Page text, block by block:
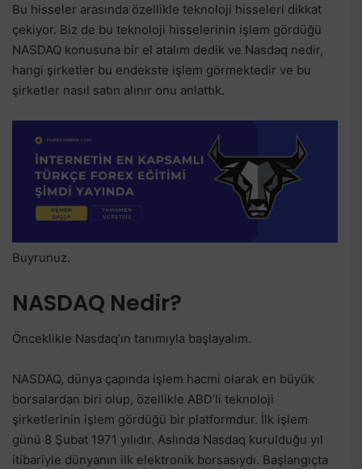
Bu hisseler arasında özellikle teknoloji hisseleri dikkat
çekiyor. Biz de bu teknoloji hisselerinin işlem gördüğü
NASDAQ konusuna bir el atalım dedik ve Nasdaq nedir,
hangi şirketler bu endekste işlem görmektedir ve bu
şirketler nasıl satın alınır onu anlattık.
Buyrunuz.
NASDAQ Nedir?
Önceklikle Nasdaq’ın tanımıyla başlayalım.
NASDAQ, dünya çapında işlem hacmi olarak en büyük
borsalardan biri olup, özellikle ABD’li teknoloji
şirketlerinin işlem gördüğü bir platformdur. İlk işlem
günü 8 Şubat 1971 yılıdır. Aslında Nasdaq kurulduğu yıl
itibariyle dünyanın ilk elektronik borsasıydı. Başlangıçta